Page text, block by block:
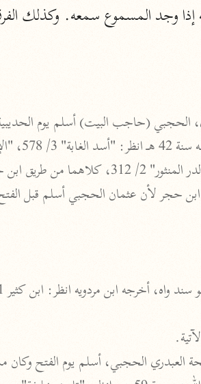
نحو ٩ مجلداتوجد المسموع سمعه. وكذلك
2/ 460.